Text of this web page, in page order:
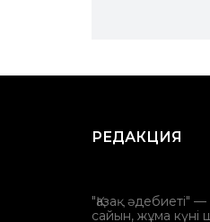
РЕДАКЦИЯ
"Қазақ әдебиеті"
сайын, жұма күні